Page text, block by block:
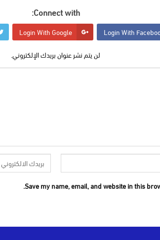
Connect with:
Login With
Login With Google
لن يتم نشر عنوان بريدك الإلكتروني.
Save my name, email, and website in this